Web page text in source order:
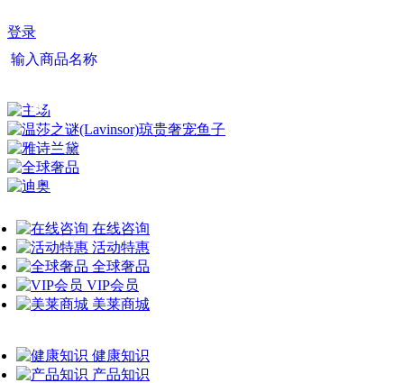
登录
输入商品名称
在线咨询
活动特惠
全球奢品
VIP会员
美莱商城
健康知识
产品知识
健康问答